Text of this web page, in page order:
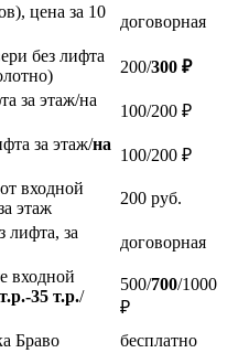
цена за 10
договорная
без лифта
200/300 ₽
за этаж/на
100/200 ₽
за этаж/на
100/200 ₽
входной
этаж
200 руб.
лифта, за
договорная
входной
35 т.р./
500/700/1000
₽
Браво
бесплатно